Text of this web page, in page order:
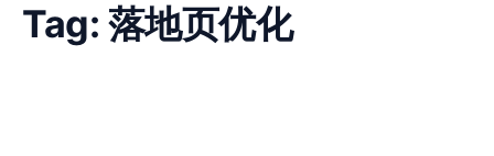
Tag: 落地页优化